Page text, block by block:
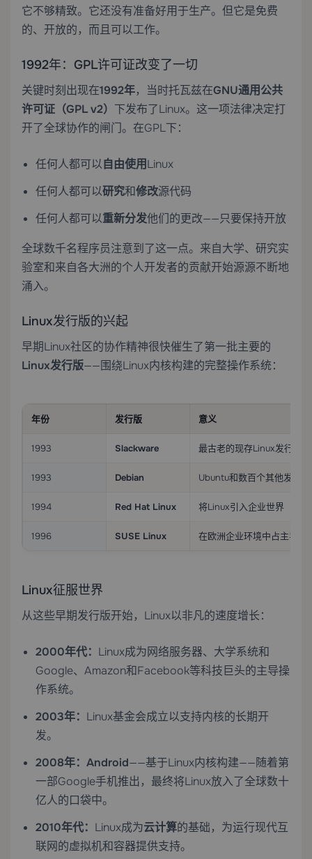
它不够精致。它还没有准备好用于生产。但它是免费
的、开放的，而且可以工作。
1992年：GPL许可证改变了一切
关键时刻出现在1992年，当时托瓦兹在GNU通用公共
许可证（GPL v2） 下发布了Linux。这一项法律决定打
开了全球协作的闸门。在GPL下：
任何人都可以自由使用Linux
任何人都可以研究和修改源代码
任何人都可以重新分发他们的更改——只要保持开放
全球数千名程序员注意到了这一点。来自大学、研究实
验室和来自各大洲的个人开发者的贡献开始源源不断地
涌入。
Linux发行版的兴起
早期Linux社区的协作精神很快催生了第一批主要的
Linux发行版——围绕Linux内核构建的完整操作系统：
年份 发行版 意义
1993 Slackware 最古老的现存Linux发行版
1993 Debian Ubuntu和数百个其他发行
1994 Red Hat Linux 将Linux引入企业世界
1996 SUSE Linux 在欧洲企业环境中占主导地
Linux征服世界
从这些早期发行版开始，Linux以非凡的速度增长：
2000年代： Linux成为网络服务器、大学系统和
Google、Amazon和Facebook等科技巨头的主导操
作系统。
2003年： Linux基金会成立以支持内核的长期开
发。
2008年： Android——基于Linux内核构建——随着第
一部Google手机推出，最终将Linux放入了全球数十
亿人的口袋中。
2010年代： Linux成为云计算的基础，为运行现代互
联网的虚拟机和容器提供支持。